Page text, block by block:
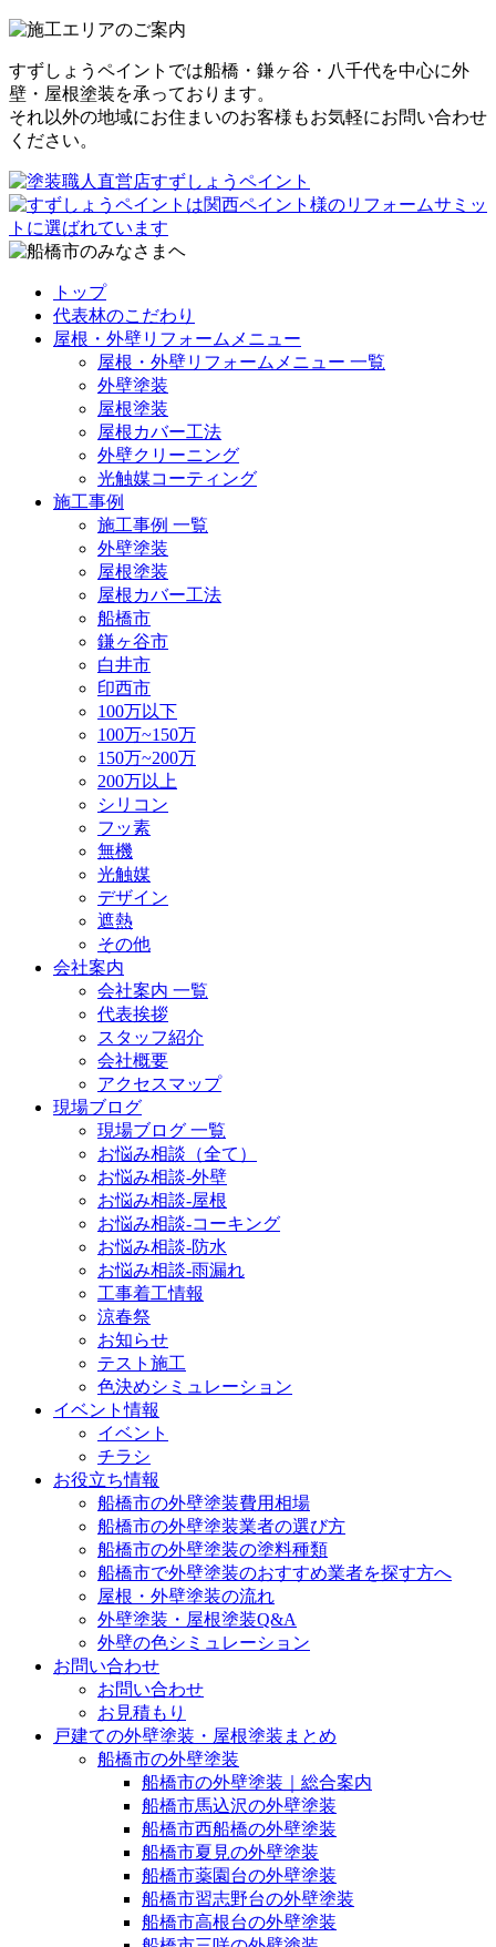
すずしょうペイントでは船橋・鎌ヶ谷・八千代を中心に外
壁・屋根塗装を承っております。
それ以外の地域にお住まいのお客様もお気軽にお問い合わせ
ください。
トップ
代表林のこだわり
屋根・外壁リフォームメニュー
屋根・外壁リフォームメニュー 一覧
外壁塗装
屋根塗装
屋根カバー工法
外壁クリーニング
光触媒コーティング
施工事例
施工事例 一覧
外壁塗装
屋根塗装
屋根カバー工法
船橋市
鎌ヶ谷市
白井市
印西市
100万以下
100万~150万
150万~200万
200万以上
シリコン
フッ素
無機
光触媒
デザイン
遮熱
その他
会社案内
会社案内 一覧
代表挨拶
スタッフ紹介
会社概要
アクセスマップ
現場ブログ
現場ブログ 一覧
お悩み相談（全て）
お悩み相談-外壁
お悩み相談-屋根
お悩み相談-コーキング
お悩み相談-防水
お悩み相談-雨漏れ
工事着工情報
涼春祭
お知らせ
テスト施工
色決めシミュレーション
イベント情報
イベント
チラシ
お役立ち情報
船橋市の外壁塗装費用相場
船橋市の外壁塗装業者の選び方
船橋市の外壁塗装の塗料種類
船橋市で外壁塗装のおすすめ業者を探す方へ
屋根・外壁塗装の流れ
外壁塗装・屋根塗装Q&A
外壁の色シミュレーション
お問い合わせ
お問い合わせ
お見積もり
戸建ての外壁塗装・屋根塗装まとめ
船橋市の外壁塗装
船橋市の外壁塗装｜総合案内
船橋市馬込沢の外壁塗装
船橋市西船橋の外壁塗装
船橋市夏見の外壁塗装
船橋市薬園台の外壁塗装
船橋市習志野台の外壁塗装
船橋市高根台の外壁塗装